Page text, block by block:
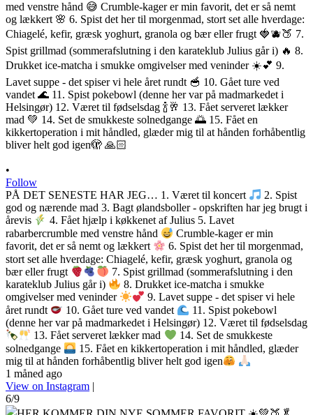
•
Follow
PÅ DET SENESTE HAR JEG… 1. Været til koncert
2. Spist
god og nærende mad 3. Bagt ølandsboller - opskriften har jeg brugt i
årevis
4. Fået hjælp i køkkenet af Julius 5. Lavet
rabarbercrumble med venstre hånd
Crumble-kager er min
favorit, det er så nemt og lækkert
6. Spist det her til morgenmad,
stort set alle hverdage: Chiagelé, kefir, græsk yoghurt, granola og
bær eller frugt
7. Spist grillmad (sommerafslutning i den
karateklub Julius går i)
8. Drukket ice-matcha i smukke
omgivelser med veninder
9. Lavet suppe - det spiser vi hele
året rundt
10. Gået ture ved vandet
11. Spist pokebowl
(denne her var på madmarkedet i Helsingør) 12. Været til fødselsdag
13. Fået serveret lækker mad
14. Set de smukkeste
solnedgange
15. Fået en kikkertoperation i mit håndled, glæder
mig til at hånden forhåbentlig bliver helt god igen
1 måned ago
View on Instagram |
6/9